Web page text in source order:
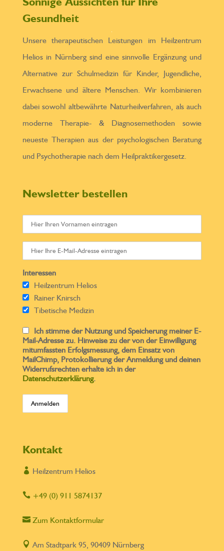
Gesundheit
Unsere therapeutischen Leistungen im Heilzentrum
Helios in Nürnberg sind eine sinnvolle Ergänzung und
Alternative zur Schulmedizin für Kinder, Jugendliche,
Erwachsene und ältere Menschen. Wir kombinieren
dabei sowohl altbewährte Naturheilverfahren, als auch
moderne Therapie- & Diagnosemethoden sowie
neueste Therapien aus der psychologischen Beratung
und Psychotherapie nach dem Heilpraktikergesetz.
Newsletter bestellen
Interessen
Heilzentrum Helios
Rainer Knirsch
Tibetische Medizin
Ich stimme der Nutzung und Speicherung meiner E-
Mail-Adresse zu. Hinweise zu der von der Einwilligung
mitumfassten Erfolgsmessung, dem Einsatz von
MailChimp, Protokollierung der Anmeldung und deinen
Widerrufsrechten erhalte ich in der
Datenschutzerklärung.
Kontakt
 Heilzentrum Helios
+49 (0) 911 5874137
Zum Kontaktformular
 Am Stadtpark 95, 90409 Nürnberg